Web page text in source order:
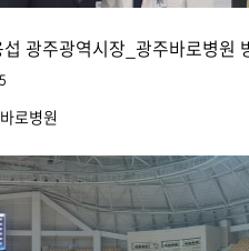
섭 광주광역시장_광주바로병원
로병원